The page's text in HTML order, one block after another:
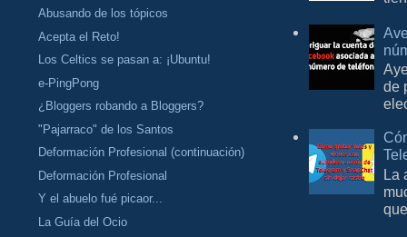
Abusando de los tópicos
Acepta el Reto!
Los Celtics se pasan a: ¡Ubuntu!
e-PingPong
¿Bloggers robando a Bloggers?
"Pajarraco" de los Santos
Deformación Profesional (continuación)
Deformación Profesional
Y el abuelo fué picaor...
La Guía del Ocio
de
La